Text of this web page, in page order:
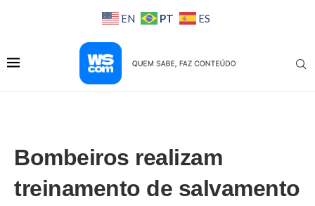
EN PT ES
Bombeiros realizam
treinamento de salvamento